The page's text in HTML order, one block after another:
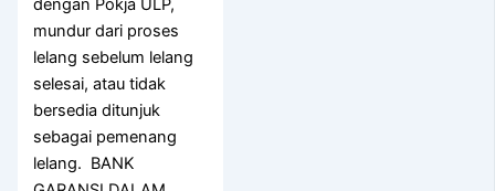
dengan Pokja ULP,
mundur dari proses
lelang sebelum lelang
selesai, atau tidak
bersedia ditunjuk
sebagai pemenang
lelang. BANK